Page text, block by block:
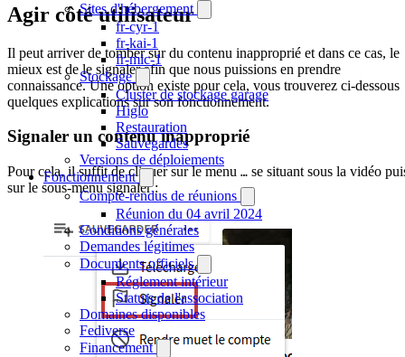
Sites d'hébergement
fr-cyr-1
fr-kai-1
fr-mic-1
Stockage
Cluster de stockage garage
Higlo
Restauration
Sauvegardes
Versions de déploiements
Fonctionnement
Compte-rendus de réunions
Réunion du 04 avril 2024
Conditions générales
Demandes légitimes
Documents officiels
Réglement intérieur
Statuts de l'association
Domaines disponibles
Fediverse
Financement
Agir côté utilisateur
Il peut arriver de tomber sur du contenu inapproprié et dans ce cas, le
mieux est de le signaler afin que nous puissions en prendre
connaissance. Une option existe pour cela, vous trouverez ci-dessous
quelques explications sur son fonctionnement.
Signaler un contenu inapproprié
Pour cela, il suffit de cliquer sur le menu … se situant sous la vidéo
sur le sous-menu signaler :